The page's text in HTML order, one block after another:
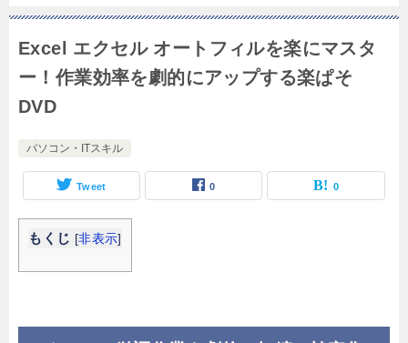
Excel エクセル オートフィルを楽にマスタ
ー！作業効率を劇的にアップする楽ぱそ
DVD
パソコン・ITスキル
Tweet 0 0
もくじ [非表示]